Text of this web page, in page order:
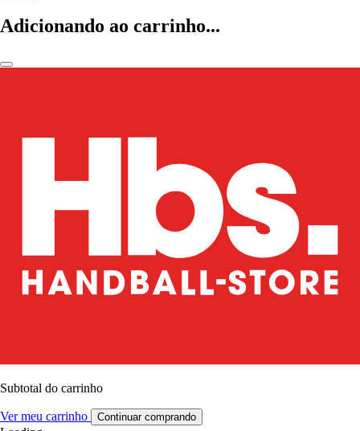
Adicionando ao carrinho...
Subtotal do carrinho
Ver meu carrinho Continuar comprando